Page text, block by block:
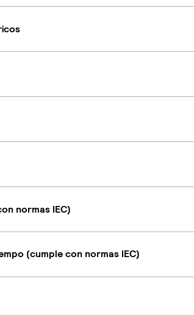
normas IEC)
(cumple con normas IEC)